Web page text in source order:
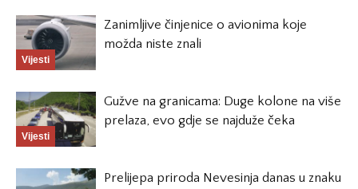
Vijesti
Zanimljive činjenice o avionima koje
možda niste znali
Vijesti
Gužve na granicama: Duge kolone na više
prelaza, evo gdje se najduže čeka
Prelijepa priroda Nevesinja danas u znaku